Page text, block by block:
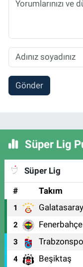
Gönder
Süper Lig
Süper Lig
#
Takım
1 Galatasaray
2 Fenerbahçe
3
4 Beşiktaş